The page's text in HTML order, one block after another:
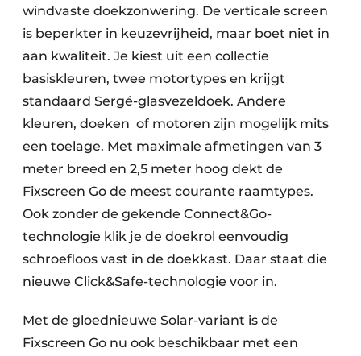
windvaste doekzonwering. De verticale screen
is beperkter in keuzevrijheid, maar boet niet in
aan kwaliteit. Je kiest uit een collectie
basiskleuren, twee motortypes en krijgt
standaard Sergé-glasvezeldoek. Andere
kleuren, doeken of motoren zijn mogelijk mits
een toelage. Met maximale afmetingen van 3
meter breed en 2,5 meter hoog dekt de
Fixscreen Go de meest courante raamtypes.
Ook zonder de gekende Connect&Go-
technologie klik je de doekrol eenvoudig
schroefloos vast in de doekkast. Daar staat die
nieuwe Click&Safe-technologie voor in.
Met de gloednieuwe Solar-variant is de
Fixscreen Go nu ook beschikbaar met een